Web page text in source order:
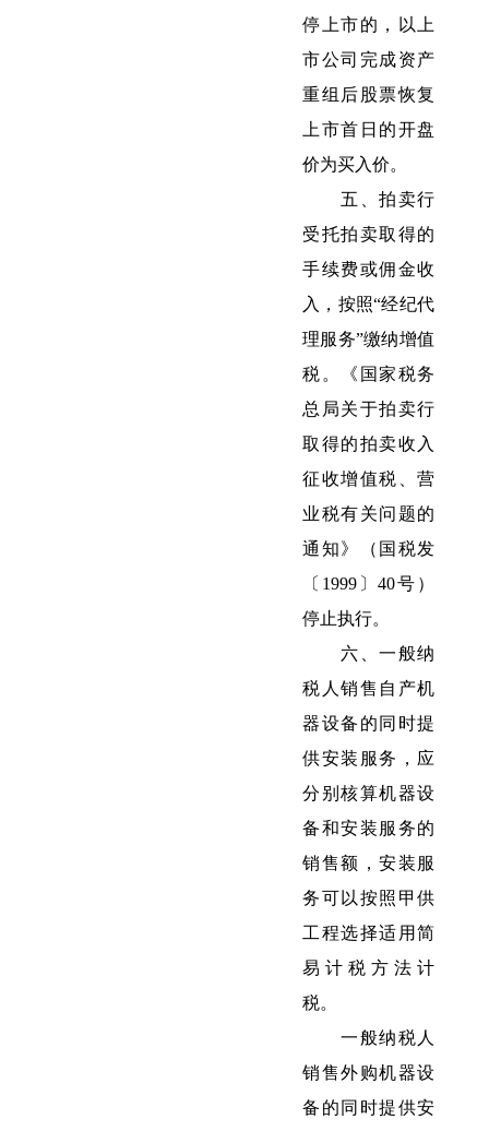
停上市的，以上
市公司完成资产
重组后股票恢复
上市首日的开盘
价为买入价。
五、拍卖行
受托拍卖取得的
手续费或佣金收
入，按照“经纪代
理服务”缴纳增值
税。《国家税务
总局关于拍卖行
取得的拍卖收入
征收增值税、营
业税有关问题的
通知》（国税发
〔1999〕40号）
停止执行。
六、一般纳
税人销售自产机
器设备的同时提
供安装服务，应
分别核算机器设
备和安装服务的
销售额，安装服
务可以按照甲供
工程选择适用简
易计税方法计
税。
一般纳税人
销售外购机器设
备的同时提供安